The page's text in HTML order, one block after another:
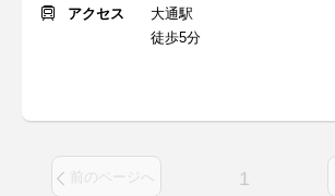
アクセス
大通駅
徒歩5分
前のページへ 1